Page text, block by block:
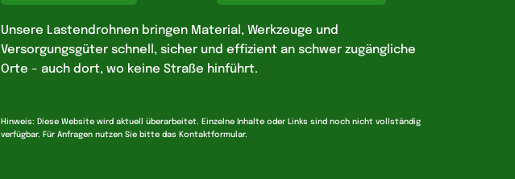
Unsere Lastendrohnen bringen Material, Werkzeuge und
Versorgungsgüter schnell, sicher und effizient an schwer zugängliche
Orte – auch dort, wo keine Straße hinführt.
Hinweis: Diese Website wird aktuell überarbeitet. Einzelne Inhalte oder Links sind noch nicht vollständig
verfügbar. Für Anfragen nutzen Sie bitte das Kontaktformular.